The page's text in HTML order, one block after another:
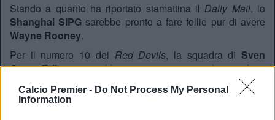
Calcio Premier - Do Not Process My Personal
Information
Stando a quanto ha riportato stamattina il Daily Mail, lo
Shanghai SIPG sarebbe pronto a fare follie pur di avere
Wayne Rooney.
Per il numero 10 dei Red Devils, la squadra di Sven
Goran Erikssonavrebbe pronto un contratto da 75 milioni
di sterline, circa 103 milioni di euro, da suddividere in tre
anni per far di “Hummer Rooney” il giocatore immagine